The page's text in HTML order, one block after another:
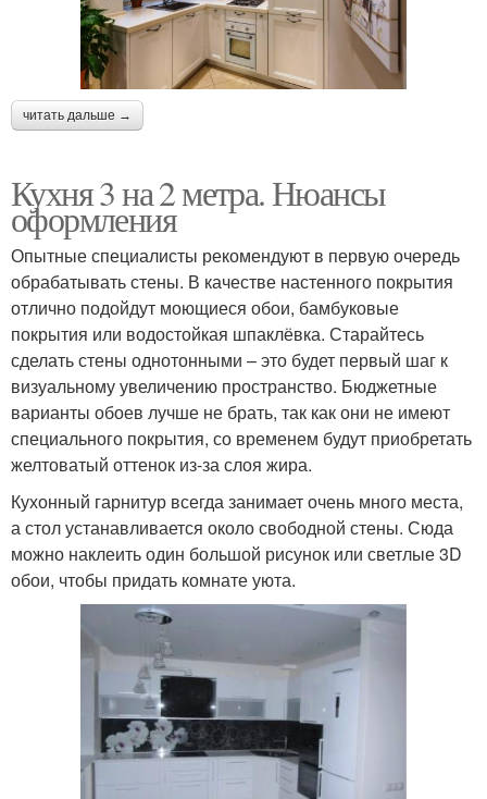
читать дальше →
Кухня 3 на 2 метра. Нюансы
оформления
Опытные специалисты рекомендуют в первую очередь
обрабатывать стены. В качестве настенного покрытия
отлично подойдут моющиеся обои, бамбуковые
покрытия или водостойкая шпаклёвка. Старайтесь
сделать стены однотонными – это будет первый шаг к
визуальному увеличению пространство. Бюджетные
варианты обоев лучше не брать, так как они не имеют
специального покрытия, со временем будут приобретать
желтоватый оттенок из-за слоя жира.
Кухонный гарнитур всегда занимает очень много места,
а стол устанавливается около свободной стены. Сюда
можно наклеить один большой рисунок или светлые 3D
обои, чтобы придать комнате уюта.